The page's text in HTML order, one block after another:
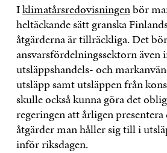
Iklimatårsredovisningenbör
heltäckande sätt granska
åtgärderna är tillräckliga. Det
ansvarsfördelningssektorn även
utsläppshandels- och
utsläpp samt utsläppen från
skulle också kunna göra det
regeringen att årligen
åtgärder man håller sig till i
inför riksdagen.